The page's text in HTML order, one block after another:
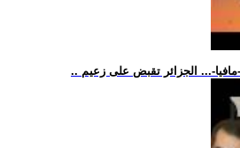
... الجزائر تقبض على زعيم